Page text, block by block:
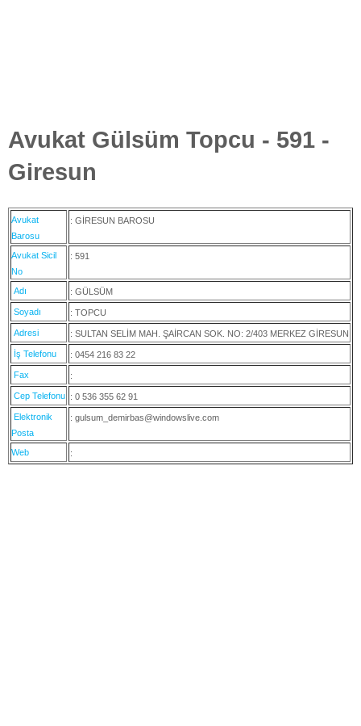
Avukat Gülsüm Topcu - 591 -
Giresun
Avukat
Barosu
: GİRESUN BAROSU
Avukat Sicil
No
: 591
Adı : GÜLSÜM
Soyadı : TOPCU
Adresi : SULTAN SELİM MAH. ŞAİRCAN SOK. NO: 2/403 MERKEZ GİRESUN
İş Telefonu : 0454 216 83 22
Fax :
Cep Telefonu : 0 536 355 62 91
Elektronik
Posta
: gulsum_demirbas@windowslive.com
Web :